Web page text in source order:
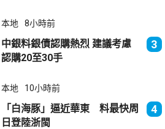
本地 8小時前
中銀料銀債認購熱烈 建議考慮
認購20至30手
3
本地 10小時前
「白海豚」逼近華東 料最快周
日登陸浙閩
4